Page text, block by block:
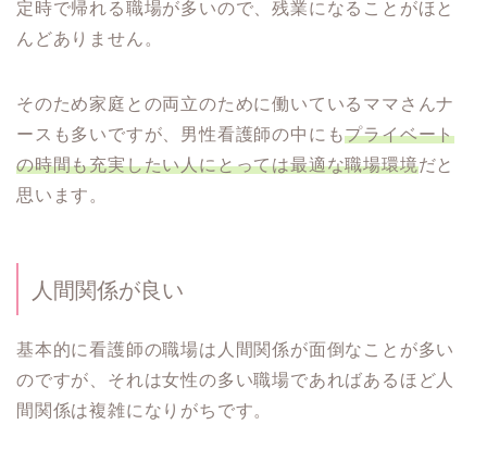
定時で帰れる職場が多いので、残業になることがほと
んどありません。
そのため家庭との両立のために働いているママさんナ
ースも多いですが、男性看護師の中にもプライベート
の時間も充実したい人にとっては最適な職場環境だと
思います。
人間関係が良い
基本的に看護師の職場は人間関係が面倒なことが多い
のですが、それは女性の多い職場であればあるほど人
間関係は複雑になりがちです。